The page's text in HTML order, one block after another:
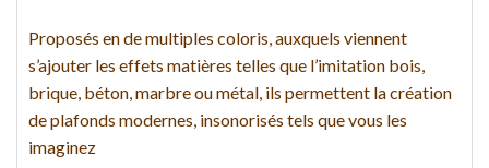
Proposés en de multiples coloris, auxquels viennent
s’ajouter les effets matières telles que l’imitation bois,
brique, béton, marbre ou métal, ils permettent la création
de plafonds modernes, insonorisés tels que vous les
imaginez